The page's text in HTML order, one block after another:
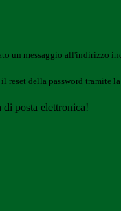
un messaggio all'indirizzo
reset della password tramite la
posta elettronica!